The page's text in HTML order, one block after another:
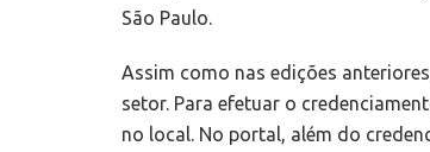
São Paulo.
Assim como nas edições
setor. Para efetuar o
no local. No portal, além do